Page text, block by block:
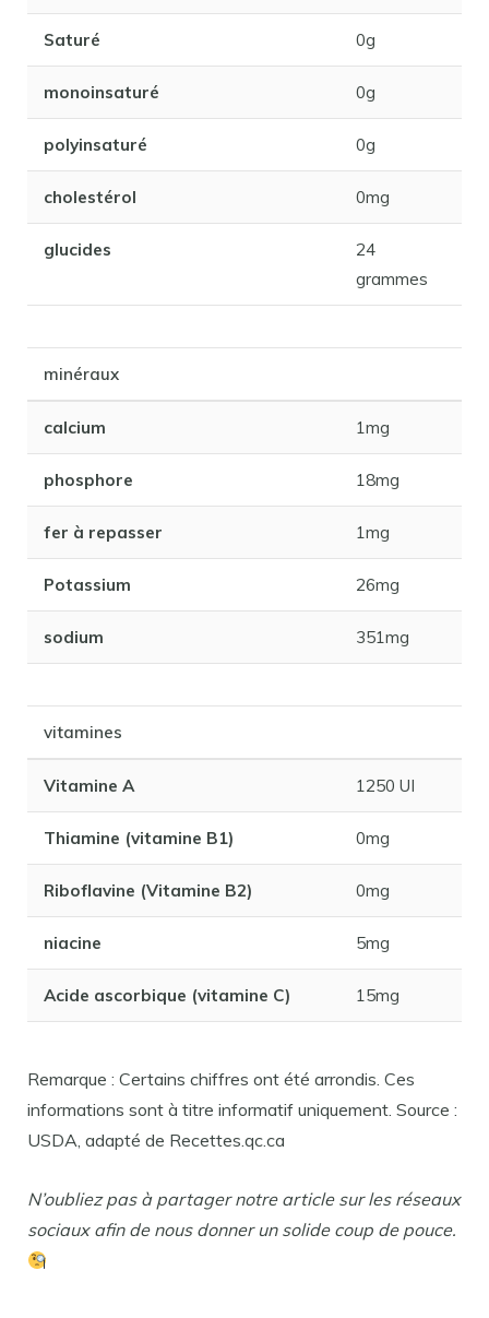
Saturé 0g
monoinsaturé 0g
polyinsaturé 0g
cholestérol 0mg
glucides
24
grammes
minéraux
calcium 1mg
phosphore 18mg
fer à repasser 1mg
Potassium 26mg
sodium 351mg
vitamines
Vitamine A 1250 UI
Thiamine (vitamine B1) 0mg
Riboflavine (Vitamine B2) 0mg
niacine 5mg
Acide ascorbique (vitamine C) 15mg
Remarque : Certains chiffres ont été arrondis. Ces
informations sont à titre informatif uniquement. Source :
USDA, adapté de Recettes.qc.ca
N’oubliez pas à partager notre article sur les réseaux
sociaux afin de nous donner un solide coup de pouce.